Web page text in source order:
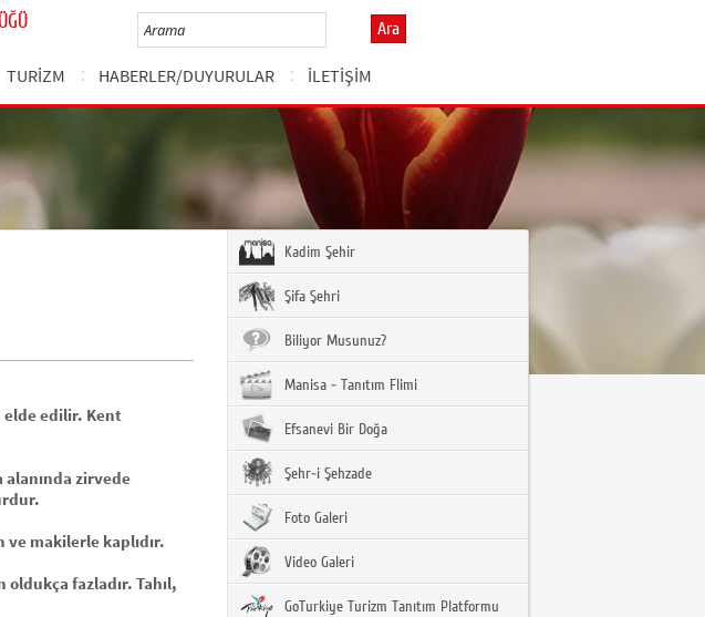
Ara
TURİZM HABERLER/DUYURULAR İLETİŞİM
elde edilir. Kent
zirvede
ve makilerle kaplıdır.
fazladır. Tahıl,
Kadim Şehir
Şifa Şehri
Biliyor Musunuz?
Manisa - Tanıtım Flimi
Efsanevi Bir Doğa
Şehr-i Şehzade
Foto Galeri
Video Galeri
GoTurkiye Turizm Tanıtım Platformu